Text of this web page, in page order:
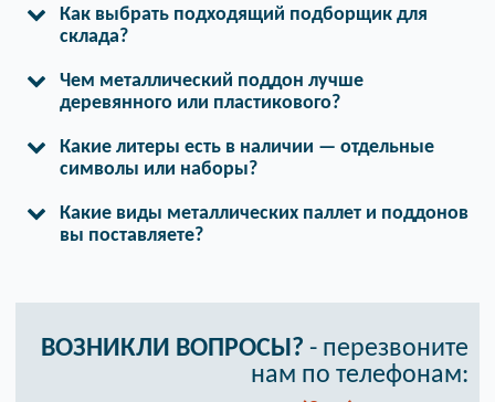
Как выбрать подходящий подборщик для
склада?
Чем металлический поддон лучше
деревянного или пластикового?
Какие литеры есть в наличии — отдельные
символы или наборы?
Какие виды металлических паллет и поддонов
вы поставляете?
ВОЗНИКЛИ ВОПРОСЫ? - перезвоните
нам по телефонам: